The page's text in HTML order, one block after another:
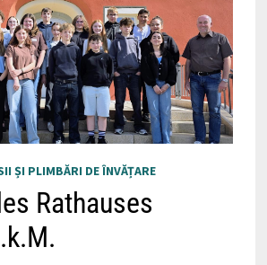
ȘI PLIMBĂRI DE ÎNVĂȚARE
Rathauses